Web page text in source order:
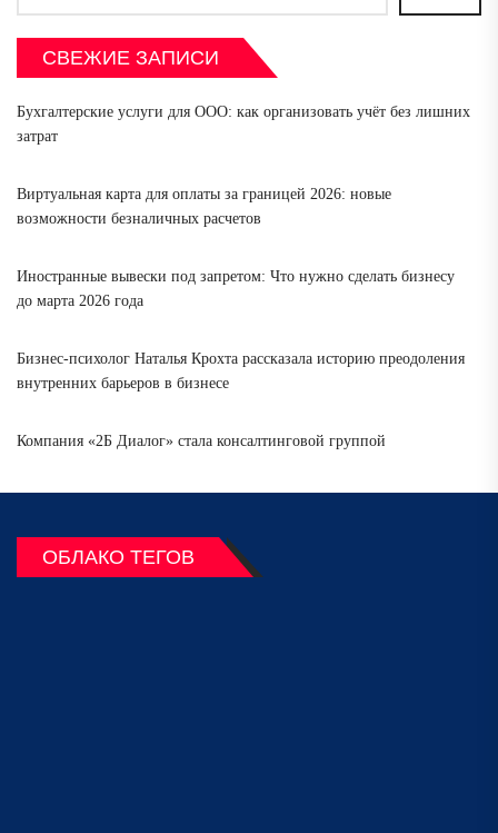
СВЕЖИЕ ЗАПИСИ
Бухгалтерские услуги для ООО: как организовать учёт без лишних
затрат
Виртуальная карта для оплаты за границей 2026: новые
возможности безналичных расчетов
Иностранные вывески под запретом: Что нужно сделать бизнесу
до марта 2026 года
Бизнес-психолог Наталья Крохта рассказала историю преодоления
внутренних барьеров в бизнесе
Компания «2Б Диалог» стала консалтинговой группой
ОБЛАКО ТЕГОВ